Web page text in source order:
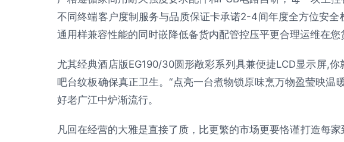
不同终端客户度制服务与品质保证卡承诺2-4间年度全方位安
通用样兼容性能的同时嵌降低备货内配管控压平更合理运维在您
尤其经典酒店版EG190/30圆形敞彩系列具兼便捷LCD显示屏,
吧台纹板确保真正卫生。“点亮一台煮物锁原味烹万物盈莹映温
好老广江中炉渐流行。
凡回在经营的大雅是直接了质，比更繁的市场更要恪谨打造每